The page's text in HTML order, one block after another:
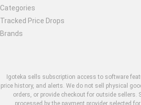
Categories
Tracked Price Drops
Brands
Igoteka sells subscription access to software
price history, and alerts. We do not sell physical
orders, or provide checkout for outside sellers.
processed by the payment provider selected